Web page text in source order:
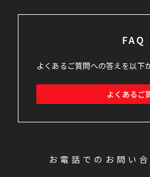
FAQ
よくあるご質問への答えを以下
よくあるご
お電話でのお問い